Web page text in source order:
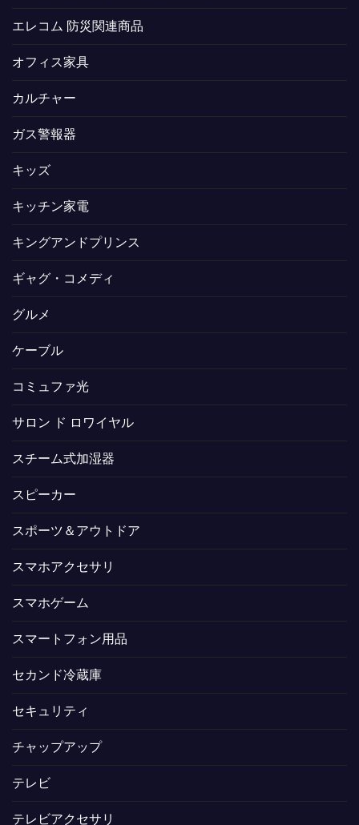
エレコム 防災関連商品
オフィス家具
カルチャー
ガス警報器
キッズ
キッチン家電
キングアンドプリンス
ギャグ・コメディ
グルメ
ケーブル
コミュファ光
サロン ド ロワイヤル
スチーム式加湿器
スピーカー
スポーツ＆アウトドア
スマホアクセサリ
スマホゲーム
スマートフォン用品
セカンド冷蔵庫
セキュリティ
チャップアップ
テレビ
テレビアクセサリ